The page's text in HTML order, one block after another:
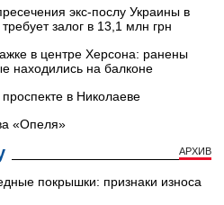
экс-послу Украины в
залог в 13,1 млн грн
в центре Херсона: ранены
находились на балконе
в Николаеве
«Опеля»
АРХИВ
покрышки: признаки износа